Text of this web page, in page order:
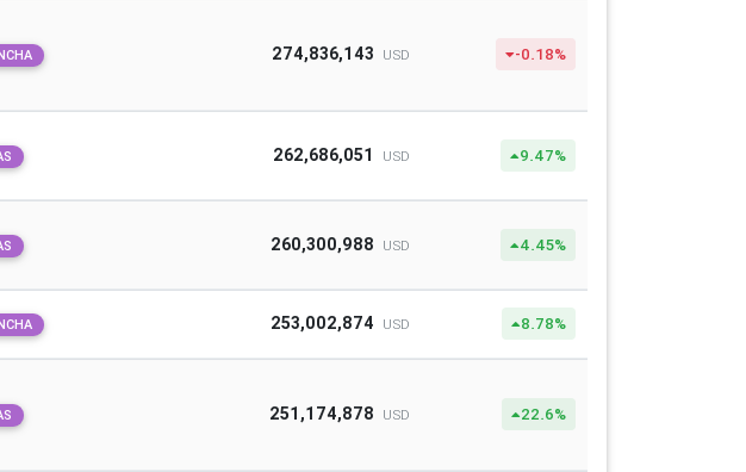
274,836,143 USD -0.18%
262,686,051 USD 9.47%
260,300,988 USD 4.45%
253,002,874 USD 8.78%
251,174,878 USD 22.6%